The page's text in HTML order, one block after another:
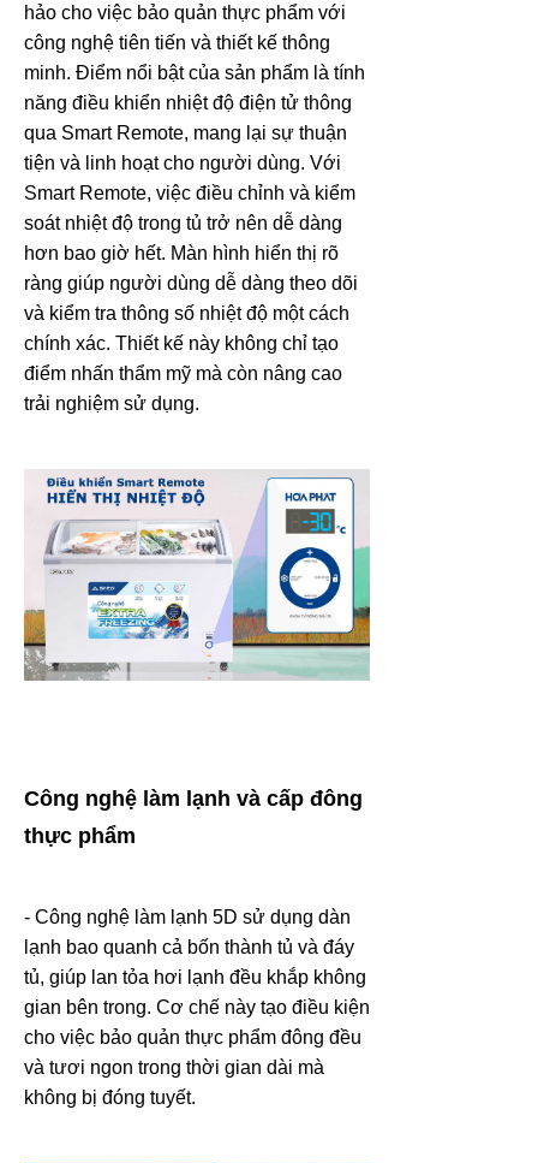
hảo cho việc bảo quản thực phẩm với
công nghệ tiên tiến và thiết kế thông
minh. Điểm nổi bật của sản phẩm là tính
năng điều khiển nhiệt độ điện tử thông
qua Smart Remote, mang lại sự thuận
tiện và linh hoạt cho người dùng. Với
Smart Remote, việc điều chỉnh và kiểm
soát nhiệt độ trong tủ trở nên dễ dàng
hơn bao giờ hết. Màn hình hiển thị rõ
ràng giúp người dùng dễ dàng theo dõi
và kiểm tra thông số nhiệt độ một cách
chính xác. Thiết kế này không chỉ tạo
điểm nhấn thẩm mỹ mà còn nâng cao
trải nghiệm sử dụng.
Công nghệ làm lạnh và cấp đông
thực phẩm
- Công nghệ làm lạnh 5D sử dụng dàn
lạnh bao quanh cả bốn thành tủ và đáy
tủ, giúp lan tỏa hơi lạnh đều khắp không
gian bên trong. Cơ chế này tạo điều kiện
cho việc bảo quản thực phẩm đông đều
và tươi ngon trong thời gian dài mà
không bị đóng tuyết.